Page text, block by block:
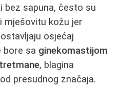
bez sapuna, često su
mješovitu kožu jer
osjećaj
bore sa ginekomastijom
, blagina
presudnog značaja.